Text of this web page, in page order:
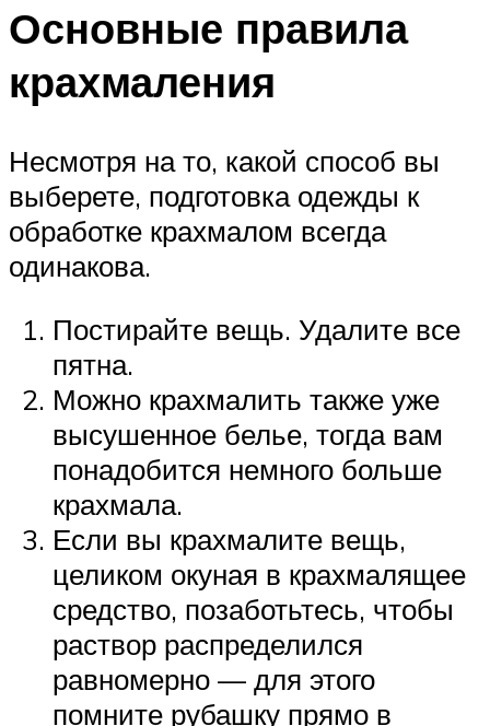
Основные правила
крахмаления
Несмотря на то, какой способ вы
выберете, подготовка одежды к
обработке крахмалом всегда
одинакова.
Постирайте вещь. Удалите все
пятна.
Можно крахмалить также уже
высушенное белье, тогда вам
понадобится немного больше
крахмала.
Если вы крахмалите вещь,
целиком окуная в крахмалящее
средство, позаботьтесь, чтобы
раствор распределился
равномерно — для этого
помните рубашку прямо в